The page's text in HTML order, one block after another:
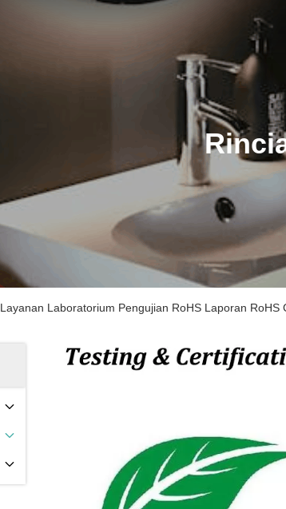
Layanan Laboratorium Pengujian RoHS Laporan RoHS